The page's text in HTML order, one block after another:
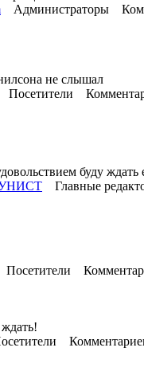
Администраторы
не слышал
Посетители
буду ждать
Главные
Посетители